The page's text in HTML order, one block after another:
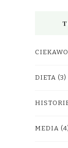
DIETA (3)
MEDIA